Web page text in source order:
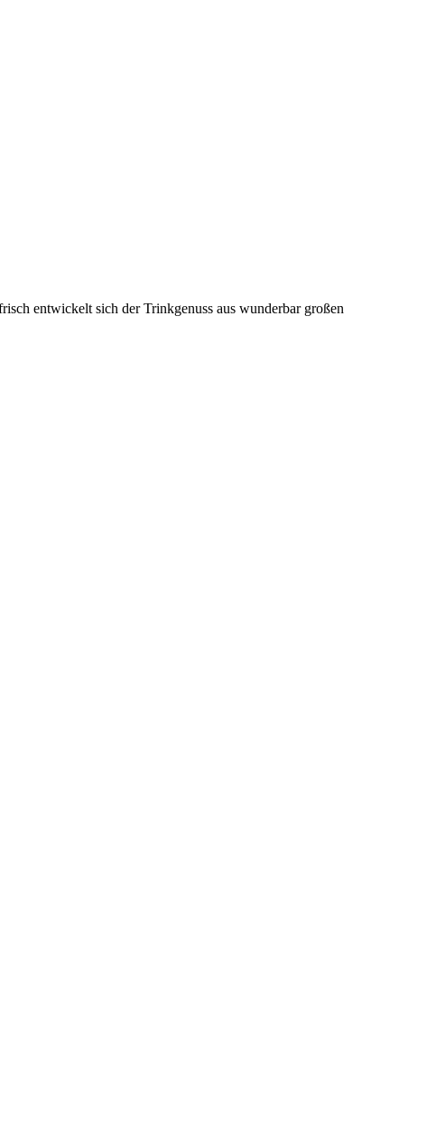
entwickelt sich der Trinkgenuss aus wunderbar großen